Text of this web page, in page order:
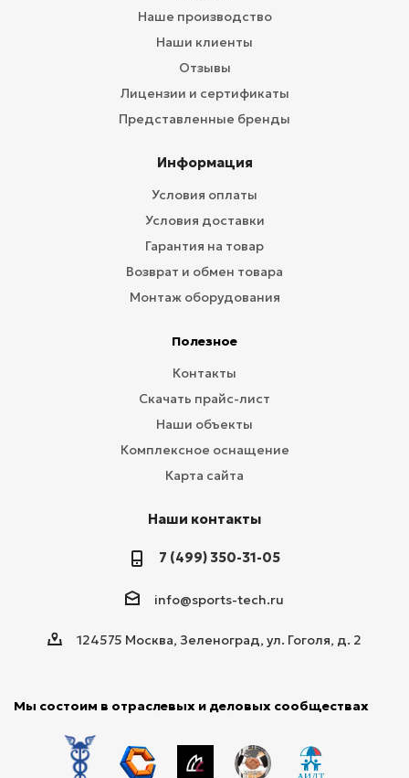
Наше производство
Наши клиенты
Отзывы
Лицензии и сертификаты
Представленные бренды
Информация
Условия оплаты
Условия доставки
Гарантия на товар
Возврат и обмен товара
Монтаж оборудования
Полезное
Контакты
Скачать прайс-лист
Наши объекты
Комплексное оснащение
Карта сайта
Наши контакты
7 (499) 350-31-05
info@sports-tech.ru
124575 Москва, Зеленоград, ул. Гоголя, д. 2
Мы состоим в отраслевых и деловых сообществах